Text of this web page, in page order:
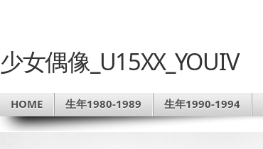
少女偶像_U15XX_YOUIV
HOME 生年1980-1989 生年1990-1994